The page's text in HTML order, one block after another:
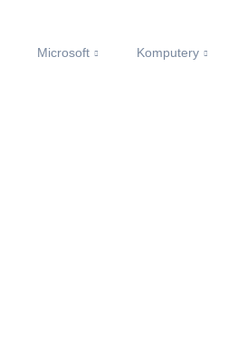
Microsoft Komputery